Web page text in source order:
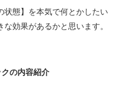
状態】を本気で何とかしたい
効果があるかと思います。
の内容紹介